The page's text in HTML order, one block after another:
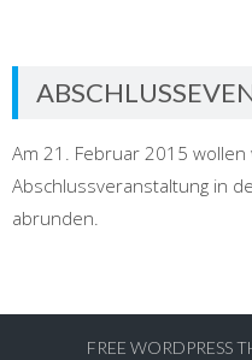
Am 21. Februar 2015
Abschlussveranstaltung in
abrunden.
FREE WORDPRESS